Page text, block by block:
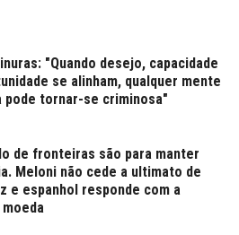
"Quando desejo, capacidade
se alinham, qualquer mente
pode tornar-se criminosa"
de fronteiras são para manter
Meloni não cede a ultimato de
e espanhol responde com a